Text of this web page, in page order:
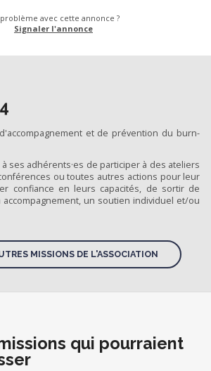
avec cette annonce ?
Signaler l'annonce
et de prévention du burn-
à ses adhérents·es de participer à des ateliers
ou toutes autres actions pour leur
confiance en leurs capacités, de sortir de
accompagnement, un soutien individuel et/ou
MISSIONS DE L'ASSOCIATION
qui pourraient